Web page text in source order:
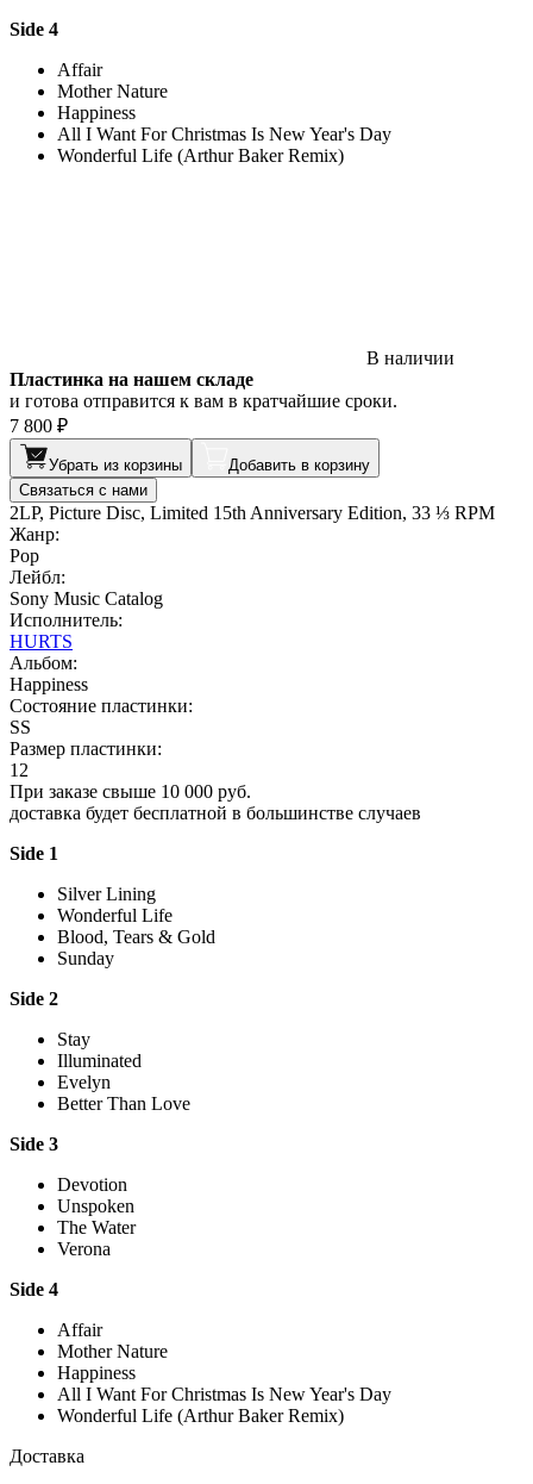
Side 4
Affair
Mother Nature
Happiness
All I Want For Christmas Is New Year's Day
Wonderful Life (Arthur Baker Remix)
В наличии
Пластинка на нашем складе
и готова отправится к вам в кратчайшие сроки.
7 800 ₽
Убрать из корзины
Добавить в корзину
Связаться с нами
2LP, Picture Disc, Limited 15th Anniversary Edition, 33 ⅓ RPM
Жанр:
Pop
Лейбл:
Sony Music Catalog
Исполнитель:
HURTS
Альбом:
Happiness
Состояние пластинки:
SS
Размер пластинки:
12
При заказе свыше 10 000 руб.
доставка будет бесплатной в большинстве случаев
Side 1
Silver Lining
Wonderful Life
Blood, Tears & Gold
Sunday
Side 2
Stay
Illuminated
Evelyn
Better Than Love
Side 3
Devotion
Unspoken
The Water
Verona
Side 4
Affair
Mother Nature
Happiness
All I Want For Christmas Is New Year's Day
Wonderful Life (Arthur Baker Remix)
Доставка